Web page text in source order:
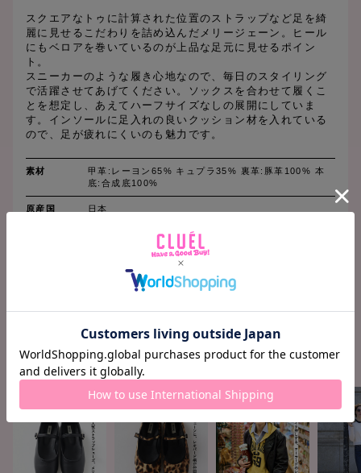
スクエアなトゥに計算された位置のストラップなど足を綺
麗に見せるこだわりを詰め込んだメリージェーン。ヒール
にもベロアを巻いているのが上品な足元に見せるポイン
ト。
スニーカーのような履き心地なので、毎日のスタイリング
で活躍させてあげてください。ソックスを合わせて履くこ
とを想定し、あえてハーフサイズなしの展開にしていま
す。インソールに足入れの良いクッション材を入れている
ので、足が疲れにくいのも魅力です。
素材
甲革:レーヨン65% キュプラ35% 裏革:豚革100% 本
底:合成底100%
原産国 日本